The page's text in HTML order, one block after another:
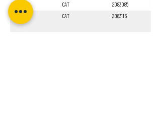
1412551
CAT
2083085
CAT 2083116